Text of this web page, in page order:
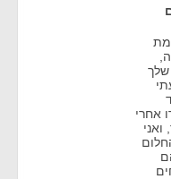
שלך
אחרי